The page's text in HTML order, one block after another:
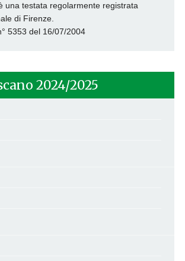
una testata regolarmente registrata
di Firenze.
5353 del 16/07/2004
2024/2025